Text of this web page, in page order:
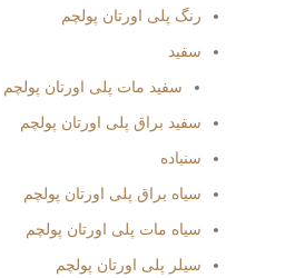
رنگ پلی اورتان پولچم
سفید
سفید مات پلی اورتان پولچم
سفید براق پلی اورتان پولچم
سنباده
سیاه براق پلی اورتان پولچم
سیاه مات پلی اورتان پولچم
سیلر پلی اورتان پولچم